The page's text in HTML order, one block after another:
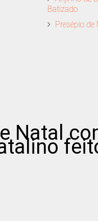
Batizado
Presépio de
Natal